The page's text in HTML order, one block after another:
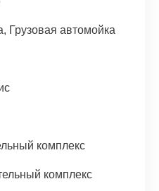
Грузовая автомойка
комплекс
комплекс